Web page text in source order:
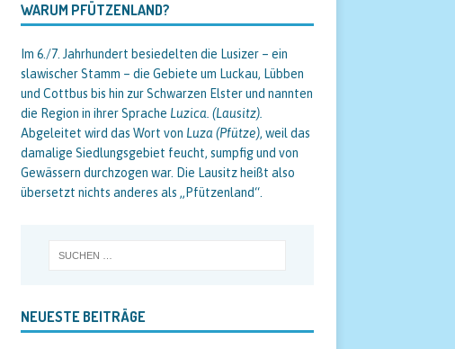
WARUM PFÜTZENLAND?
Im 6./7. Jahrhundert besiedelten die Lusizer – ein
slawischer Stamm – die Gebiete um Luckau, Lübben
und Cottbus bis hin zur Schwarzen Elster und nannten
die Region in ihrer Sprache Luzica. (Lausitz).
Abgeleitet wird das Wort von Luza (Pfütze), weil das
damalige Siedlungsgebiet feucht, sumpfig und von
Gewässern durchzogen war. Die Lausitz heißt also
übersetzt nichts anderes als „Pfützenland“.
NEUESTE BEITRÄGE